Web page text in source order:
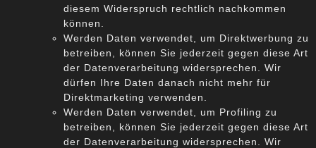
diesem Widerspruch rechtlich nachkommen
können.
Werden Daten verwendet, um Direktwerbung zu
betreiben, können Sie jederzeit gegen diese Art
der Datenverarbeitung widersprechen. Wir
dürfen Ihre Daten danach nicht mehr für
Direktmarketing verwenden.
Werden Daten verwendet, um Profiling zu
betreiben, können Sie jederzeit gegen diese Art
der Datenverarbeitung widersprechen. Wir